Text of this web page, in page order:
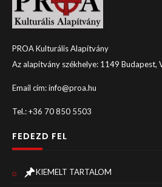
PROA Kulturális Alapítvány
Az alapítvány székhelye: 1149 Budapest,
Email cím: info@proa.hu
Tel.: +36 70 850 5503
FEDEZD FEL
KIEMELT TARTALOM